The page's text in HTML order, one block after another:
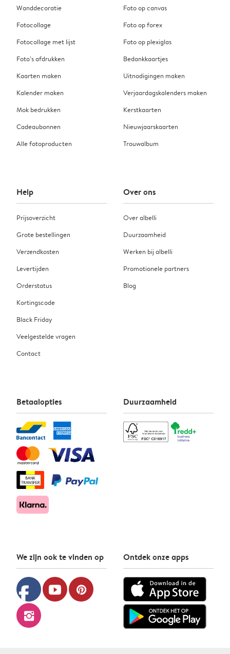
Wanddecoratie
Fotocollage
Fotocollage met lijst
Foto’s afdrukken
Kaarten maken
Kalender maken
Mok bedrukken
Cadeaubonnen
Alle fotoproducten
Foto op canvas
Foto op forex
Foto op plexiglas
Bedankkaartjes
Uitnodigingen maken
Verjaardagskalenders maken
Kerstkaarten
Nieuwjaarskaarten
Trouwalbum
Help
Prijsoverzicht
Grote bestellingen
Verzendkosten
Levertijden
Orderstatus
Kortingscode
Black Friday
Veelgestelde vragen
Contact
Over ons
Over albelli
Duurzaamheid
Werken bij albelli
Promotionele partners
Blog
Betaalopties Duurzaamheid
We zijn ook te vinden op
facebook youtube pinterest
instagram
Ontdek onze apps